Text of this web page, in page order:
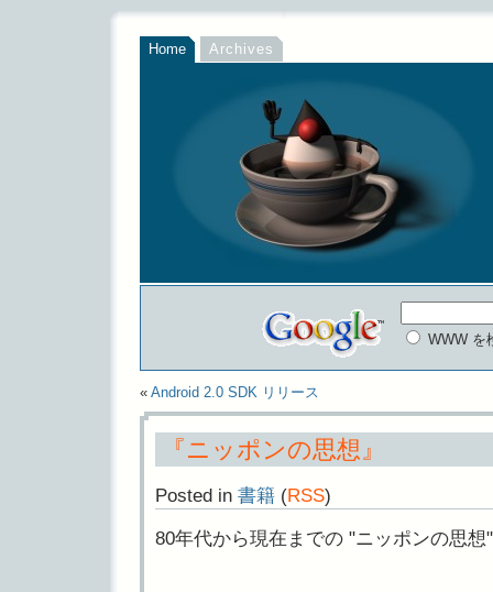
Home Archives
WWW を
« Android 2.0 SDK リリース
『ニッポンの思想』
Posted in 書籍 (RSS)
80年代から現在までの "ニッポンの思